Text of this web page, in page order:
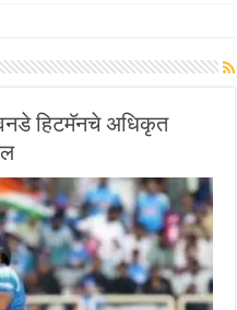
हिटमॅनचे अधिकृत